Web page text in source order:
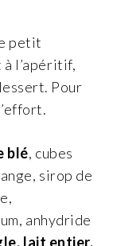
petit
l’apéritif,
Pour
blé, cubes
sirop de
anhydride
lait entier,